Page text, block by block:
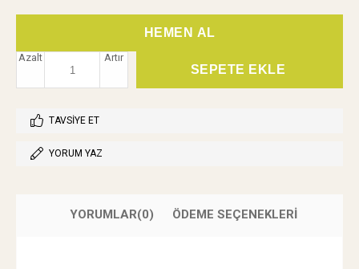
Artır
Azalt
TAVSIYE ET
YORUM YAZ
YORUMLAR(0) ÖDEME SEÇENEKLERI